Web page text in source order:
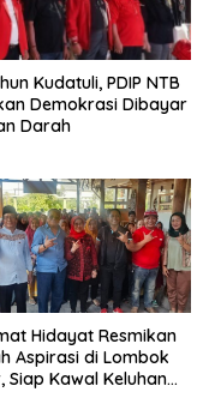
Kudatuli, PDIP NTB
Demokrasi Dibayar
Darah
Hidayat Resmikan
Aspirasi di Lombok
Siap Kawal Keluhan